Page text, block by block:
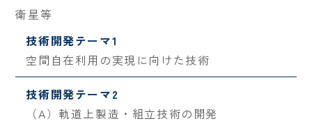
衛星等
技術開発テーマ1
空間自在利用の実現に向けた技術
技術開発テーマ2
（A）軌道上製造・組立技術の開発